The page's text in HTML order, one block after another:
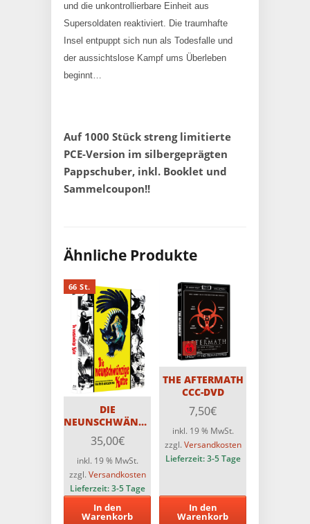
und die unkontrollierbare Einheit aus
Supersoldaten reaktiviert. Die traumhafte
Insel entpuppt sich nun als Todesfalle und
der aussichtslose Kampf ums Überleben
beginnt…
Auf 1000 Stück streng limitierte
PCE-Version im silbergeprägten
Pappschuber, inkl. Booklet und
Sammelcoupon!!
Ähnliche Produkte
66 St.
DIE
NEUNSCHWÄNZIGE
KATZE – 3-Disc
Original ASTRO
Medienbuch-
Cover H –
Limitiert auf 66
Stück – 4K auf
Blu-ray
35,00€
inkl. 19 % MwSt.
zzgl. Versandkosten
Lieferzeit:3-5 Tage
In den
Warenkorb
THE AFTERMATH
CCC-DVD
7,50€
inkl. 19 % MwSt.
zzgl. Versandkosten
Lieferzeit:3-5 Tage
In den
Warenkorb